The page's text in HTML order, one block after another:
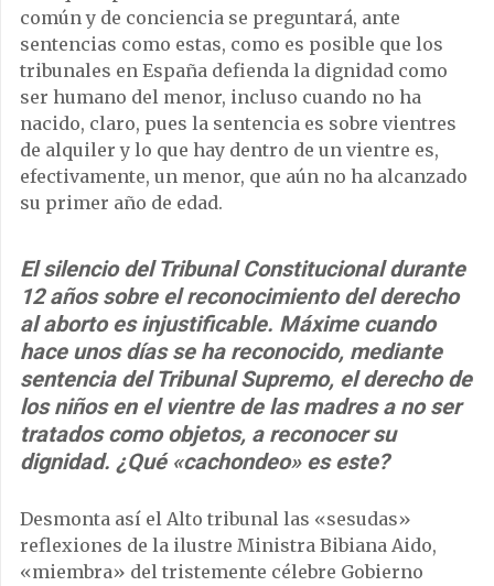
común y de conciencia se preguntará, ante
sentencias como estas, como es posible que los
tribunales en España defienda la dignidad como
ser humano del menor, incluso cuando no ha
nacido, claro, pues la sentencia es sobre vientres
de alquiler y lo que hay dentro de un vientre es,
efectivamente, un menor, que aún no ha alcanzado
su primer año de edad.
El silencio del Tribunal Constitucional durante
12 años sobre el reconocimiento del derecho
al aborto es injustificable. Máxime cuando
hace unos días se ha reconocido, mediante
sentencia del Tribunal Supremo, el derecho de
los niños en el vientre de las madres a no ser
tratados como objetos, a reconocer su
dignidad. ¿Qué «cachondeo» es este?
Desmonta así el Alto tribunal las «sesudas»
reflexiones de la ilustre Ministra Bibiana Aido,
«miembra» del tristemente célebre Gobierno